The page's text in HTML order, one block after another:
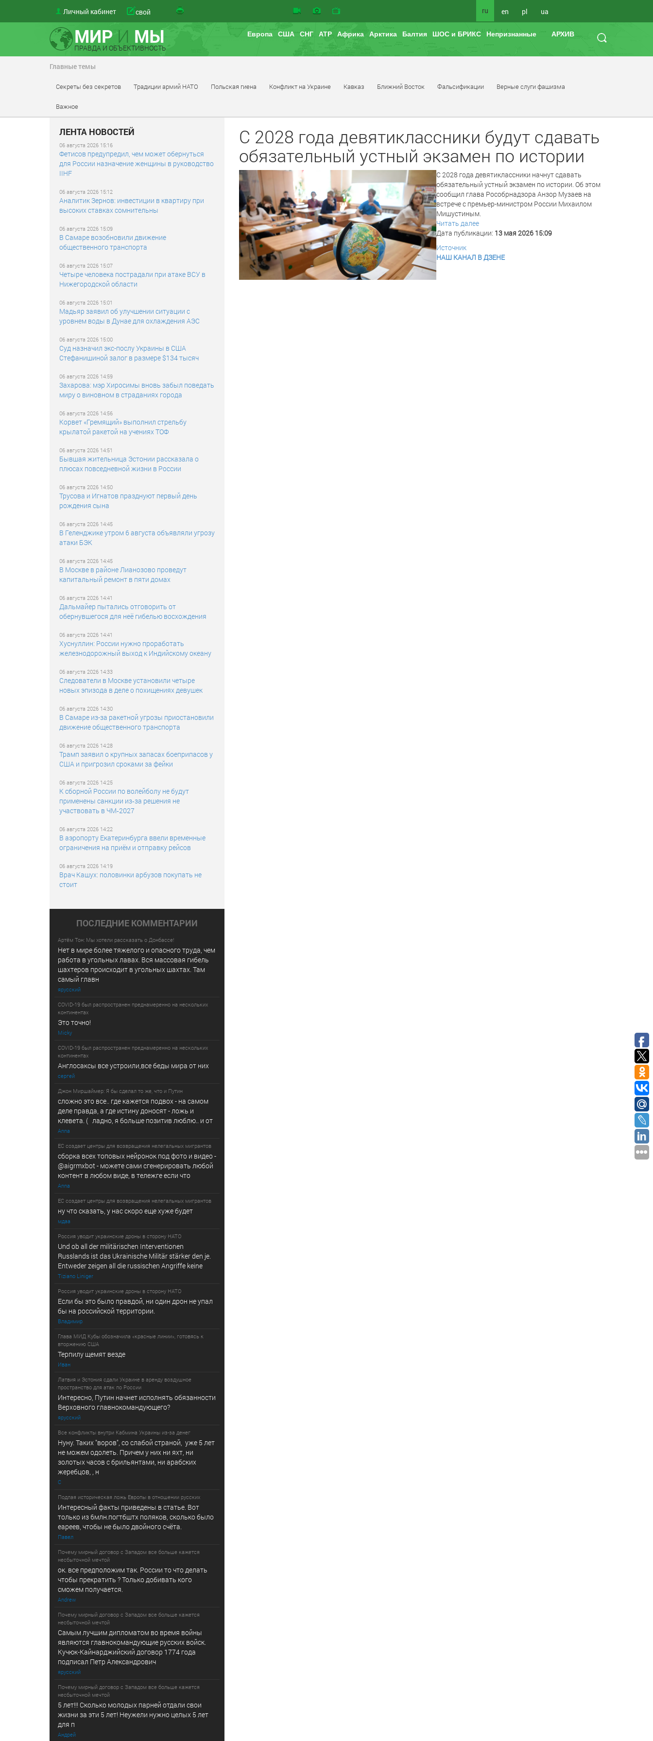
Личный кабинет свой ru en pl ua
МИР И МЫ
ПРАВДА И ОБЪЕКТИВНОСТЬ
Европа США СНГ АТР Африка Арктика Балтия ШОС и БРИКС Непризнанные АРХИВ
Главные темы
Секреты без секретов Традиции армий НАТО Польская гиена Конфликт на Украине Кавказ Ближний Восток Фальсификации Верные слуги фашизма
Важное
ЛЕНТА НОВОСТЕЙ
06 августа 2026 15:16
Фетисов предупредил, чем может обернуться
для России назначение женщины в руководство
IIHF
06 августа 2026 15:12
Аналитик Зернов: инвестиции в квартиру при
высоких ставках сомнительны
06 августа 2026 15:09
В Самаре возобновили движение
общественного транспорта
06 августа 2026 15:07
Четыре человека пострадали при атаке ВСУ в
Нижегородской области
06 августа 2026 15:01
Мадьяр заявил об улучшении ситуации с
уровнем воды в Дунае для охлаждения АЭС
06 августа 2026 15:00
Суд назначил экс-послу Украины в США
Стефанишиной залог в размере $134 тысяч
06 августа 2026 14:59
Захарова: мэр Хиросимы вновь забыл поведать
миру о виновном в страданиях города
06 августа 2026 14:56
Корвет «Гремящий» выполнил стрельбу
крылатой ракетой на учениях ТОФ
06 августа 2026 14:51
Бывшая жительница Эстонии рассказала о
плюсах повседневной жизни в России
06 августа 2026 14:50
Трусова и Игнатов празднуют первый день
рождения сына
06 августа 2026 14:45
В Геленджике утром 6 августа объявляли угрозу
атаки БЭК
06 августа 2026 14:45
В Москве в районе Лианозово проведут
капитальный ремонт в пяти домах
06 августа 2026 14:41
Дальмайер пытались отговорить от
обернувшегося для неё гибелью восхождения
06 августа 2026 14:41
Хуснуллин: России нужно проработать
железнодорожный выход к Индийскому океану
06 августа 2026 14:33
Следователи в Москве установили четыре
новых эпизода в деле о похищениях девушек
06 августа 2026 14:30
В Самаре из-за ракетной угрозы приостановили
движение общественного транспорта
06 августа 2026 14:28
Трамп заявил о крупных запасах боеприпасов у
США и пригрозил сроками за фейки
06 августа 2026 14:25
К сборной России по волейболу не будут
применены санкции из‑за решения не
участвовать в ЧМ‑2027
06 августа 2026 14:22
В аэропорту Екатеринбурга ввели временные
ограничения на приём и отправку рейсов
06 августа 2026 14:19
Врач Кашух: половинки арбузов покупать не
стоит
ПОСЛЕДНИE КОММЕНТАРИИ
Артём Тон: Мы хотели рассказать о Донбассе!
Нет в мире более тяжелого и опасного труда, чем
работа в угольных лавах. Вся массовая гибель
шахтеров происходит в угольных шахтах. Там
самый главн
ярусский
COVID-19 был распространен преднамеренно на нескольких
континентах
Это точно!
Micky
COVID-19 был распространен преднамеренно на нескольких
континентах
Англосаксы все устроили,все беды мира от них
сергей
Джон Миршаймер: Я бы сделал то же, что и Путин
сложно это все.. где кажется подвох - на самом
деле правда, а где истину доносят - ложь и
клевета. ( ладно, я больше позитив люблю.. и от
Anna
ЕС создает центры для возвращения нелегальных мигрантов
сборка всех топовых нейронок под фото и видео -
@­a­i­­gr­mx­b­­o­t - можете сами сгенерировать любой
контент в любом виде, в т­ележг­е е­сл­и ч­то
Anna
ЕС создает центры для возвращения нелегальных мигрантов
ну что сказать, у нас скоро еще хуже будет
мдаа
Россия уводит украинские дроны в сторону НАТО
Und ob all der militärischen Interventionen
Russlands ist das Ukrainische Militär stärker den je.
Entweder zeigen all die russischen Angriffe keine
Tiziano Liniger
Россия уводит украинские дроны в сторону НАТО
Если бы это было правдой, ни один дрон не упал
бы на российской территории.
Владимир
Глава МИД Кубы обозначила «красные линии», готовясь к
вторжению США
Терпилу щемят везде
Иван
Латвия и Эстония сдали Украине в аренду воздушное
пространство для атак по России
Интересно, Путин начнет исполнять обязанности
Верховного главнокомандующего?
ярусский
Все конфликты внутри Кабмина Украины из-за денег
Нуну. Таких "воров", со слабой страной, уже 5 лет
не можем одолеть. Причем у них ни яхт, ни
золотых часов с брильянтами, ни арабских
жеребцов, , н
С
Подлая историческая ложь Европы в отношении русских
Интересный факты приведены в статье. Вот
только из 6млн.погтбштх поляков, сколько было
еареев, чтобы не было двойного счёта.
Павел
Почему мирный договор с Западом все больше кажется
несбыточной мечтой
ок. все предположим так. России то что делать
чтобы прекратить ? Только добивать кого
сможем получается.
Andrew
Почему мирный договор с Западом все больше кажется
несбыточной мечтой
Самым лучшим дипломатом во время войны
являются главнокомандующие русских войск.
Кучюк-Кайнарджийский договор 1774 года
подписал Петр Александрович
ярусский
Почему мирный договор с Западом все больше кажется
несбыточной мечтой
5 лет!!! Сколько молодых парней отдали свои
жизни за эти 5 лет! Неужели нужно целых 5 лет
для п
Андрей
С 2028 года девятиклассники будут сдавать
обязательный устный экзамен по истории
С 2028 года девятиклассники начнут сдавать
обязательный устный экзамен по истории. Об этом
сообщил глава Рособрнадзора Анзор Музаев на
встрече с премьер-министром России Михаилом
Мишустиным.
Читать далее
Дата публикации: 13 мая 2026 15:09
Источник
НАШ КАНАЛ В ДЗЕНЕ